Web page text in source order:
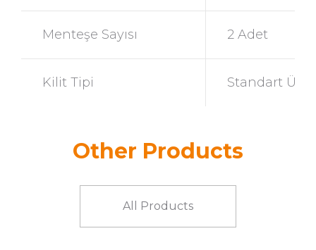
Menteşe Sayısı 2 Adet
Kilit Tipi Standart
Other Products
All Products